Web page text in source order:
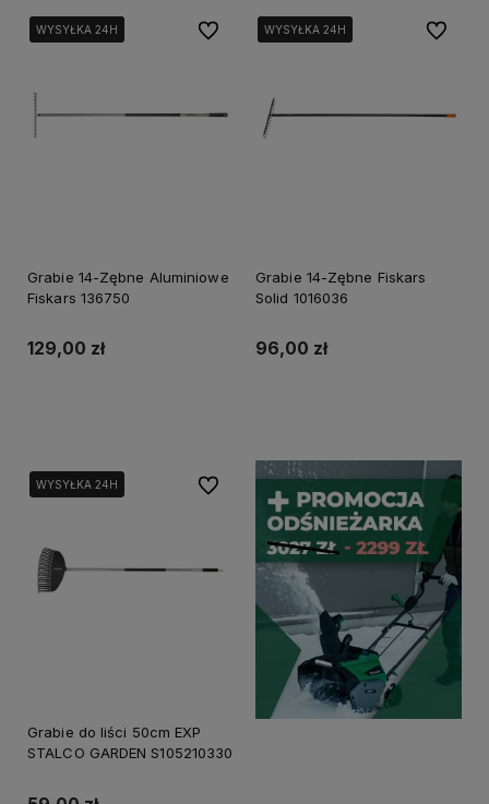
WYSYŁKA 24H
WYSYŁKA 24H
WYSYŁKA 24H
Grabie 14-Zębne Aluminiowe
Fiskars 136750
129,00 zł
Do ulubionychWYSYŁKA 24H
WYSYŁKA 24H
WYSYŁKA 24H
Grabie 14-Zębne Fiskars
Solid 1016036
96,00 zł
Do
WYSYŁKA 24H
WYSYŁKA 24H
Grabie do liści 50cm EXP
STALCO GARDEN S105210330
Do ulubionych